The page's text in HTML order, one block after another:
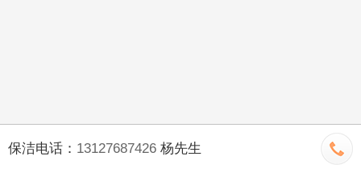
保洁电话： 13127687426 杨先生